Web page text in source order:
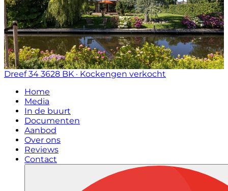
Dreef 34 3628 BK · Kockengen verkocht
Home
Media
In de buurt
Documenten
Aanbod
Over ons
Reviews
Contact